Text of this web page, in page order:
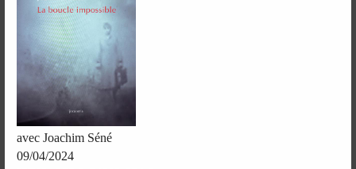
avec Joachim Séné
09/04/2024